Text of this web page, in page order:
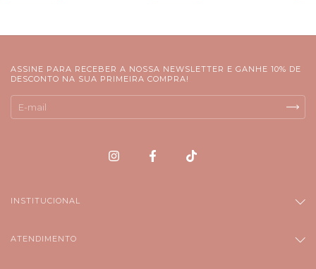
ASSINE PARA RECEBER A NOSSA NEWSLETTER E GANHE 10% DE
DESCONTO NA SUA PRIMEIRA COMPRA!
INSTITUCIONAL
ATENDIMENTO